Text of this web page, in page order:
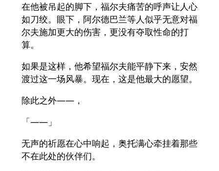
在他被吊起的脚下，福尔夫痛苦的呼声让人心
如刀绞。眼下，阿尔德巴兰等人似乎无意对福
尔夫施加更大的伤害，更没有夺取性命的打
算。
如果是这样，他希望福尔夫能平静下来，安然
渡过这一场风暴。现在，这是他最大的愿望。
除此之外——，
「——」
无声的祈愿在心中响起，奥托满心牵挂着那些
不在此处的伙伴们。